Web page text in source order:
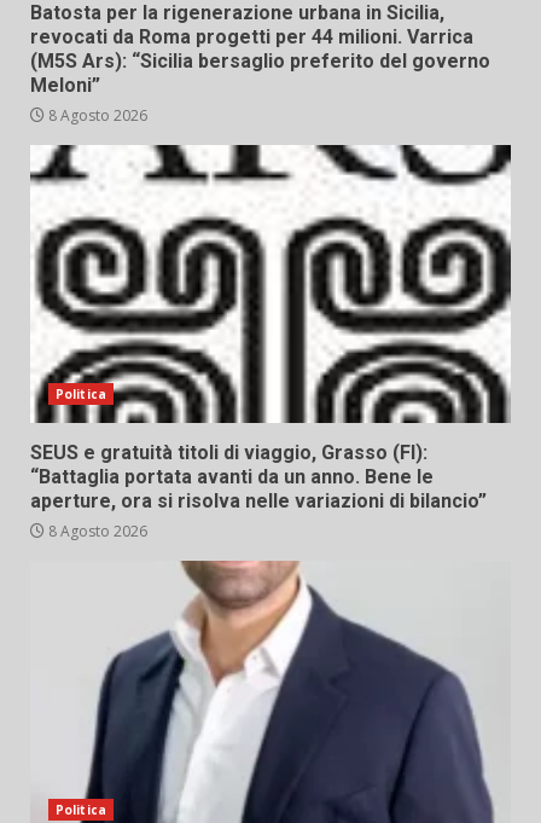
Batosta per la rigenerazione urbana in Sicilia,
revocati da Roma progetti per 44 milioni. Varrica
(M5S Ars): “Sicilia bersaglio preferito del governo
Meloni”
8 Agosto 2026
Politica
SEUS e gratuità titoli di viaggio, Grasso (FI):
“Battaglia portata avanti da un anno. Bene le
aperture, ora si risolva nelle variazioni di bilancio”
8 Agosto 2026
Politica